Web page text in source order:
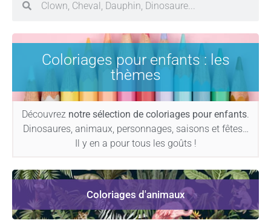
Coloriages pour enfants : les
thèmes
Découvrez notre sélection de coloriages pour enfants.
Dinosaures, animaux, personnages, saisons et fêtes…
Il y en a pour tous les goûts !
Coloriages d'animaux